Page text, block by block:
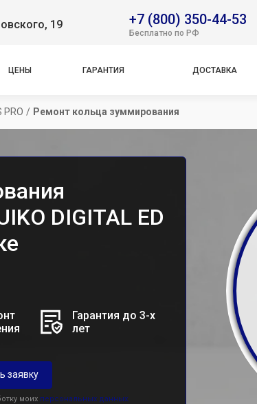
19 +7 (800) 350-44-53
Бесплатно по РФ
ЦЕНЫ ГАРАНТИЯ ДОСТАВКА
PRO / Ремонт кольца зуммирования
DIGITAL ED
Гарантия до 3-х
лет
заявку
моих персональных данных.